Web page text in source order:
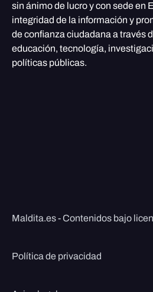
sin ánimo de lucro y con sede en
integridad de la información y
de confianza ciudadana a través
educación, tecnología,
políticas públicas.
Maldita.es - Contenidos bajo
Política de privacidad